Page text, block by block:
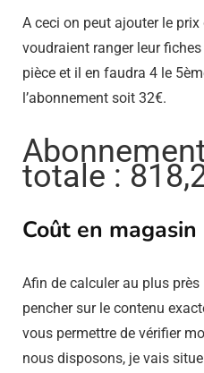
A ceci on peut ajouter le
voudraient ranger leur
pièce et il en faudra 4 le
l’abonnement soit 32€.
totale :
Coût en
Afin de calculer au plus
pencher sur le contenu
vous permettre de vérifier
nous disposons, je vais